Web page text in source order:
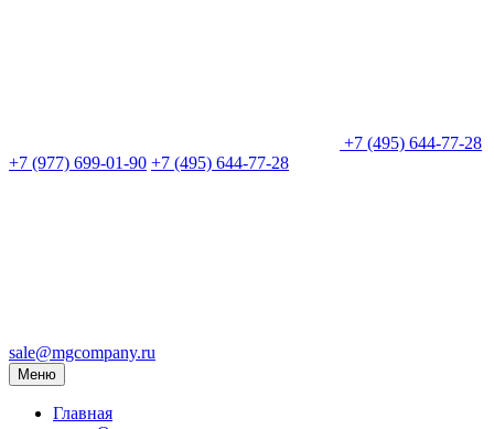
+7 (495) 644-77-28
+7 (977) 699-01-90 +7 (495) 644-77-28
sale@mgcompany.ru
Меню
Главная